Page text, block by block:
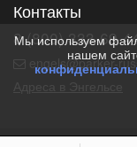
Контакты
8 (800) 333-69-
engels@parker-
Мы используем
нашем